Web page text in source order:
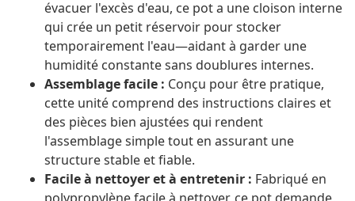
évacuer l'excès d'eau, ce pot a une cloison interne
qui crée un petit réservoir pour stocker
temporairement l'eau—aidant à garder une
humidité constante sans doublures internes.
Assemblage facile : Conçu pour être pratique,
cette unité comprend des instructions claires et
des pièces bien ajustées qui rendent
l'assemblage simple tout en assurant une
structure stable et fiable.
Facile à nettoyer et à entretenir : Fabriqué en